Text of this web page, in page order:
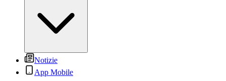
Notizie
App Mobile